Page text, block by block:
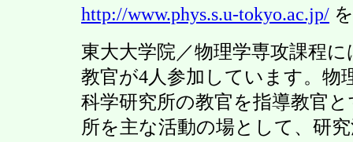
http://www.phys.s.u-tokyo.ac.jp/
東大大学院／物理学専攻課程
教官が4人参加しています。物
科学研究所の教官を指導教官
所を主な活動の場として、研